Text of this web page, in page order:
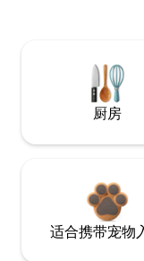
厨房
适合携带宠物